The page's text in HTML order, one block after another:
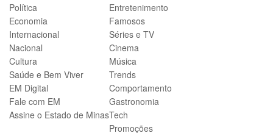
Política
Economia
Internacional
Nacional
Cultura
Saúde e Bem Viver
EM Digital
Fale com EM
Assine o Estado de Minas
Entretenimento
Famosos
Séries e TV
Cinema
Música
Trends
Comportamento
Gastronomia
Tech
Promoções